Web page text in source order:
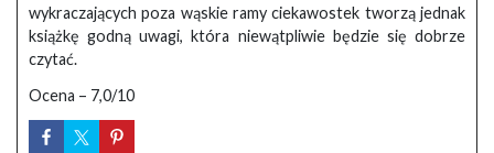
wykraczających poza wąskie ramy ciekawostek tworzą jednak
książkę godną uwagi, która niewątpliwie będzie się dobrze
czytać.
Ocena – 7,0/10